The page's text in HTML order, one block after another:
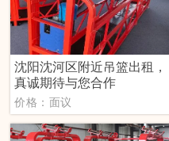
沈阳沈河区附近吊篮出租，
真诚期待与您合作
价格：面议